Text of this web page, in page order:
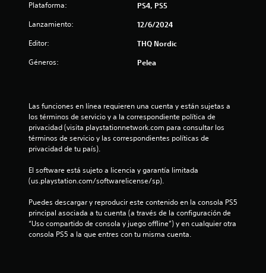
a
l
i
c
Plataforma: PS4, PS5
Lanzamiento: 12/6/2024
Editor: THQ Nordic
Géneros: Pelea
Las funciones en línea requieren una cuenta y están sujetas a
los términos de servicio y a la correspondiente política de
privacidad (visita playstationnetwork.com para consultar los
términos de servicio y las correspondientes políticas de
privacidad de tu país).
El software está sujeto a licencia y garantía limitada
(us.playstation.com/softwarelicense/sp).
Puedes descargar y reproducir este contenido en la consola PS5
principal asociada a tu cuenta (a través de la configuración de
“Uso compartido de consola y juego offline”) y en cualquier otra
consola PS5 a la que entres con tu misma cuenta.